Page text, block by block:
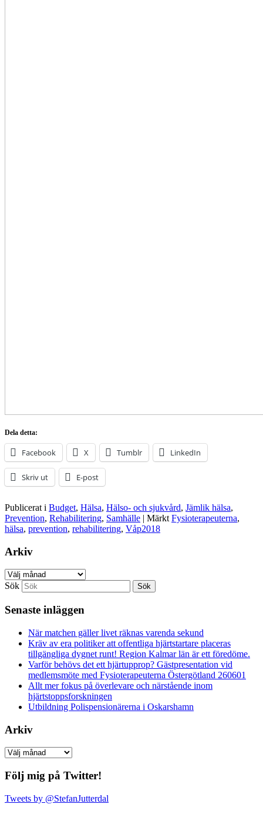
Dela detta:
Facebook X Tumblr LinkedIn
Skriv ut E-post
Publicerat i Budget, Hälsa, Hälso- och sjukvård, Jämlik hälsa,
Prevention, Rehabilitering, Samhälle | Märkt Fysioterapeuterna,
hälsa, prevention, rehabilitering, Våp2018
Arkiv
Arkiv
Sök
Senaste inläggen
När matchen gäller livet räknas varenda sekund
Kräv av era politiker att offentliga hjärtstartare placeras
tillgängliga dygnet runt! Region Kalmar län är ett föredöme.
Varför behövs det ett hjärtupprop? Gästpresentation vid
medlemsmöte med Fysioterapeuterna Östergötland 260601
Allt mer fokus på överlevare och närstående inom
hjärtstoppsforskningen
Utbildning Polispensionärerna i Oskarshamn
Arkiv
Arkiv
Följ mig på Twitter!
Tweets by @StefanJutterdal